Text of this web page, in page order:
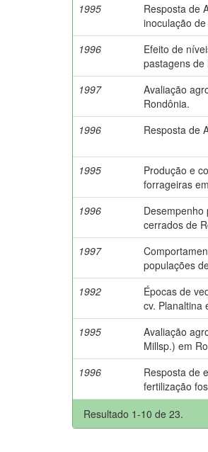
1995
Resposta de
inoculação
1996
Efeito de
pastagens de
1997
Avaliação
Rondônia.
1996
Resposta de
1995
Produção e
forrageiras
1996
cerrados de
1997
populações
1992
Épocas de
cv. Planaltina
1995
Avaliação
Millsp.) em
1996
Resposta de
fertilização
Resultado 1-10 de 23.